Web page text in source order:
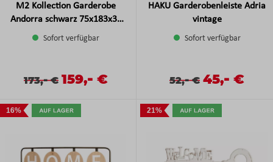
M2 Kollection Garderobe
Andorra schwarz 75x183x35
Sofort verfügbar
Verkaufspreis:
Regulärer Preis:
173,-€ Verkaufspreis:
159,- €
HAKU Garderobenleiste Adria
vintage
Sofort verfügbar
Verkaufspreis:
Regulärer Preis:
52,-€ 45,- €
16% 21%